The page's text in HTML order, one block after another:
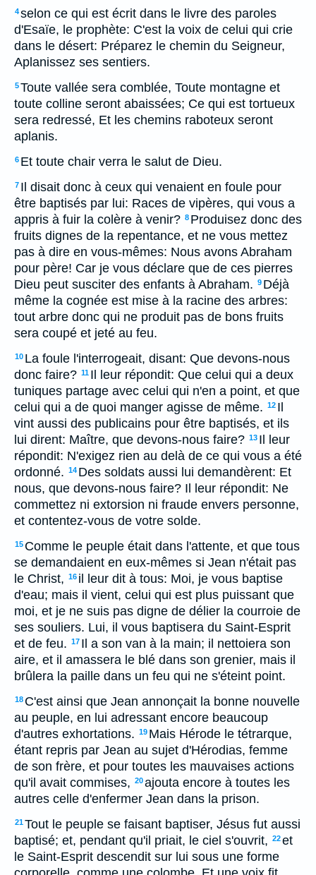
4selon ce qui est écrit dans le livre des paroles
d'Esaïe, le prophète: C'est la voix de celui qui crie
dans le désert: Préparez le chemin du Seigneur,
Aplanissez ses sentiers.
5Toute vallée sera comblée, Toute montagne et
toute colline seront abaissées; Ce qui est tortueux
sera redressé, Et les chemins raboteux seront
aplanis.
6 Et toute chair verra le salut de Dieu.
7 Il disait donc à ceux qui venaient en foule pour
être baptisés par lui: Races de vipères, qui vous a
appris à fuir la colère à venir? 8 Produisez donc des
fruits dignes de la repentance, et ne vous mettez
pas à dire en vous-mêmes: Nous avons Abraham
pour père! Car je vous déclare que de ces pierres
Dieu peut susciter des enfants à Abraham. 9 Déjà
même la cognée est mise à la racine des arbres:
tout arbre donc qui ne produit pas de bons fruits
sera coupé et jeté au feu.
10 La foule l'interrogeait, disant: Que devons-nous
donc faire? 11 Il leur répondit: Que celui qui a deux
tuniques partage avec celui qui n'en a point, et que
celui qui a de quoi manger agisse de même. 12 Il
vint aussi des publicains pour être baptisés, et ils
lui dirent: Maître, que devons-nous faire? 13 Il leur
répondit: N'exigez rien au delà de ce qui vous a été
ordonné. 14 Des soldats aussi lui demandèrent: Et
nous, que devons-nous faire? Il leur répondit: Ne
commettez ni extorsion ni fraude envers personne,
et contentez-vous de votre solde.
15 Comme le peuple était dans l'attente, et que tous
se demandaient en eux-mêmes si Jean n'était pas
le Christ, 16 il leur dit à tous: Moi, je vous baptise
d'eau; mais il vient, celui qui est plus puissant que
moi, et je ne suis pas digne de délier la courroie de
ses souliers. Lui, il vous baptisera du Saint-Esprit
et de feu. 17 Il a son van à la main; il nettoiera son
aire, et il amassera le blé dans son grenier, mais il
brûlera la paille dans un feu qui ne s'éteint point.
18 C'est ainsi que Jean annonçait la bonne nouvelle
au peuple, en lui adressant encore beaucoup
d'autres exhortations. 19 Mais Hérode le tétrarque,
étant repris par Jean au sujet d'Hérodias, femme
de son frère, et pour toutes les mauvaises actions
qu'il avait commises, 20ajouta encore à toutes les
autres celle d'enfermer Jean dans la prison.
21Tout le peuple se faisant baptiser, Jésus fut aussi
baptisé; et, pendant qu'il priait, le ciel s'ouvrit, 22et
le Saint-Esprit descendit sur lui sous une forme